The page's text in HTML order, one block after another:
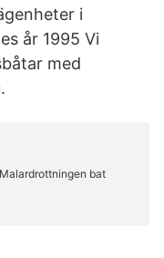
i
år 1995 Vi
med